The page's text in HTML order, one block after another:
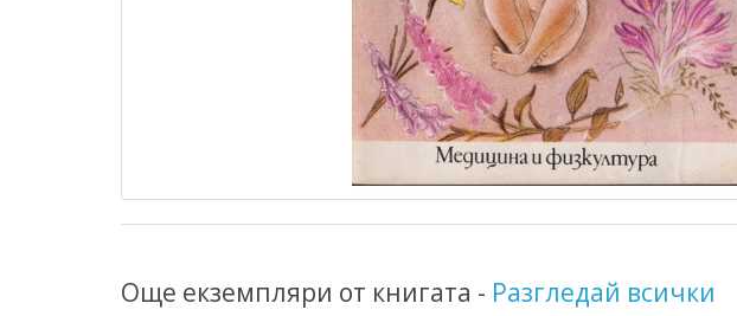
Още екземпляри от книгата - Разгледай всички